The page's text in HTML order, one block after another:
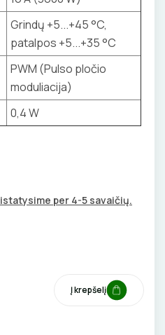
ĮŽEMINIMAS
VYNIOJIMUI
GRĄŽTAI
ĮRANKIAI
Grindų +5...+45 °C,
patalpos +5...+35 °C
PWM (Pulso pločio
moduliacija)
0,4 W
per 4-5 savaičių.
Į krepšelį